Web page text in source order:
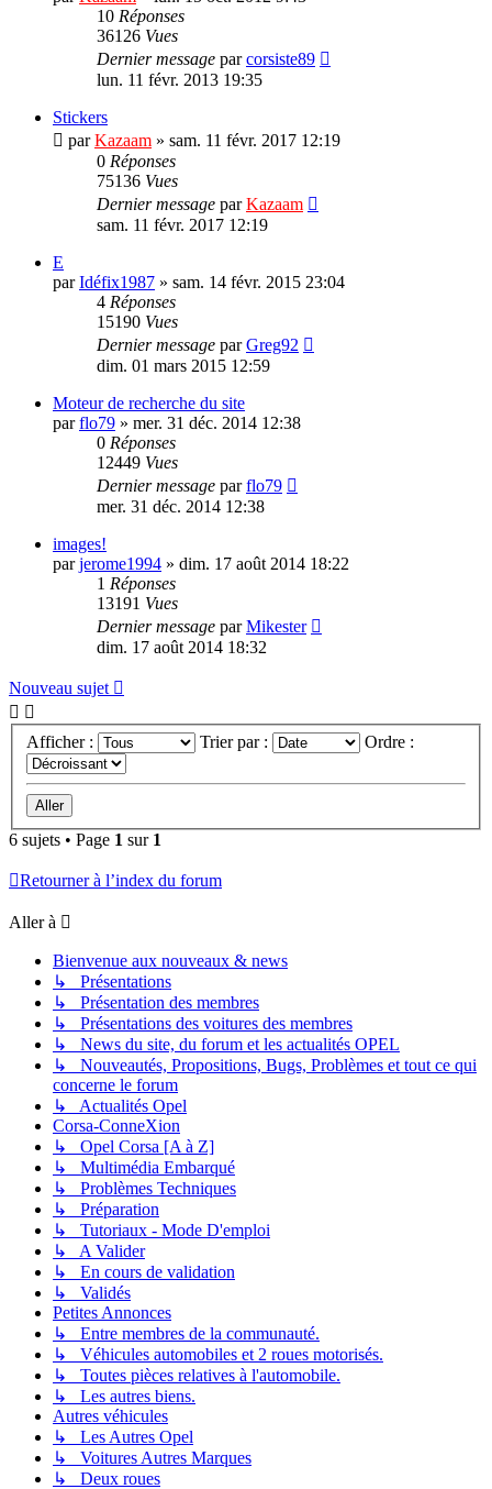
10 Réponses
36126 Vues
Dernier message parcorsiste89
lun. 11 févr. 2013 19:35
Stickers
parKazaam » sam. 11 févr. 2017 12:19
0 Réponses
75136 Vues
Dernier message parKazaam
sam. 11 févr. 2017 12:19
E
parIdéfix1987 » sam. 14 févr. 2015 23:04
4 Réponses
15190 Vues
Dernier message parGreg92
dim. 01 mars 2015 12:59
Moteur de recherche du site
parflo79 » mer. 31 déc. 2014 12:38
0 Réponses
12449 Vues
Dernier message parflo79
mer. 31 déc. 2014 12:38
images!
parjerome1994 » dim. 17 août 2014 18:22
1 Réponses
13191 Vues
Dernier message parMikester
dim. 17 août 2014 18:32
Nouveau sujet
Afficher : Trier par : Ordre :
6 sujets • Page 1 sur 1
Retourner à l’index du forum
Aller à
Bienvenue aux nouveaux & news
↳ Présentations
↳ Présentation des membres
↳ Présentations des voitures des membres
↳ News du site, du forum et les actualités OPEL
↳ Nouveautés, Propositions, Bugs, Problèmes et tout ce qui
concerne le forum
↳ Actualités Opel
Corsa-ConneXion
↳ Opel Corsa [A à Z]
↳ Multimédia Embarqué
↳ Problèmes Techniques
↳ Préparation
↳ Tutoriaux - Mode D'emploi
↳ A Valider
↳ En cours de validation
↳ Validés
Petites Annonces
↳ Entre membres de la communauté.
↳ Véhicules automobiles et 2 roues motorisés.
↳ Toutes pièces relatives à l'automobile.
↳ Les autres biens.
Autres véhicules
↳ Les Autres Opel
↳ Voitures Autres Marques
↳ Deux roues